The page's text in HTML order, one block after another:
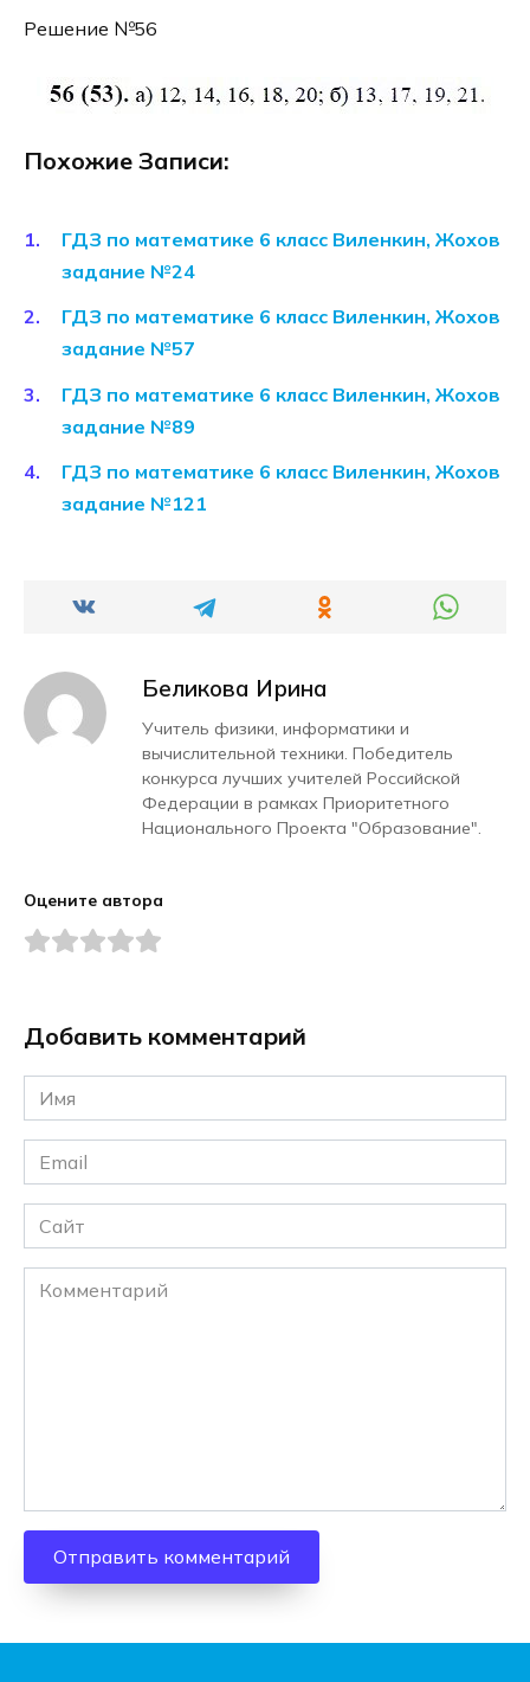
Решение №56
Похожие Записи:
ГДЗ по математике 6 класс Виленкин, Жохов
задание №24
ГДЗ по математике 6 класс Виленкин, Жохов
задание №57
ГДЗ по математике 6 класс Виленкин, Жохов
задание №89
ГДЗ по математике 6 класс Виленкин, Жохов
задание №121
Беликова Ирина
Учитель физики, информатики и
вычислительной техники. Победитель
конкурса лучших учителей Российской
Федерации в рамках Приоритетного
Национального Проекта "Образование".
Оцените автора
Добавить комментарий
Имя
*
Email
*
Сайт
Комментарий